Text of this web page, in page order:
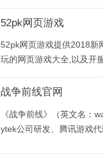
52pk网页游戏
52pk网页游戏提供2018新
玩的网页游戏大全,以及开
战争前线官网
《战争前线》（英文名：
ytek公司研发、腾讯游戏代